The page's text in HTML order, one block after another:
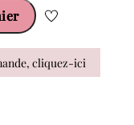
cliquez-ici